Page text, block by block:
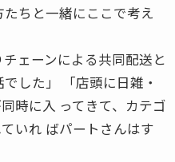
ちと一緒にここで考え
ェーンによる共同配送と
した」 「店頭に日雑・
時に入 ってきて、カテゴ
いれ ばパートさんはす